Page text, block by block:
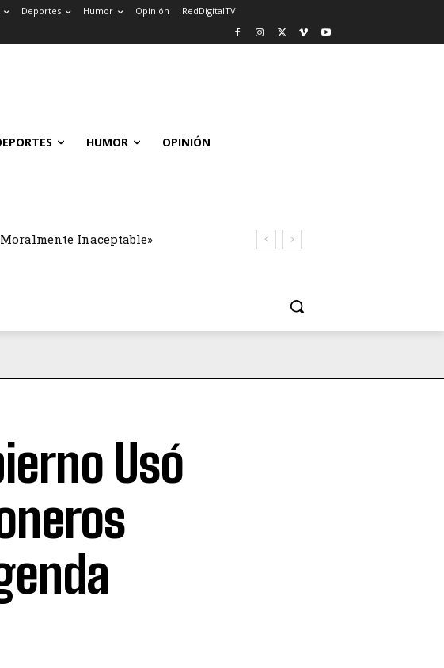
Deportes Humor Opinión RedDigitalTV
HUMOR OPINIÓN
Inaceptable»
Usó